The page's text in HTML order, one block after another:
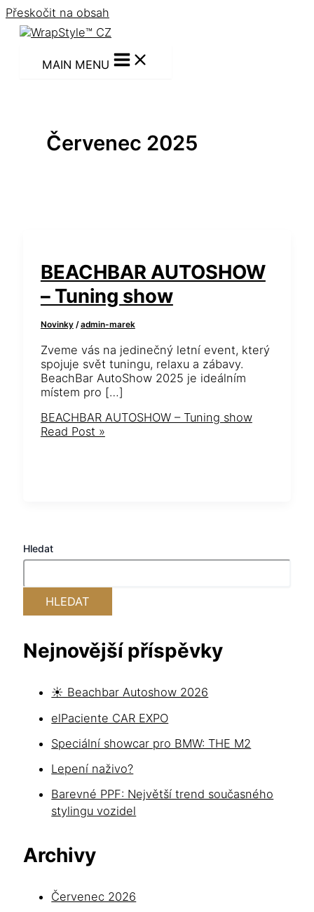
Přeskočit na obsah
MAIN MENU
Červenec 2025
BEACHBAR AUTOSHOW
– Tuning show
Novinky/admin-marek
Zveme vás na jedinečný letní event, který
spojuje svět tuningu, relaxu a zábavy.
BeachBar AutoShow 2025 je ideálním
místem pro […]
BEACHBAR AUTOSHOW – Tuning show
Read Post »
Hledat
HLEDAT
Nejnovější příspěvky
☀️ Beachbar Autoshow 2026
elPaciente CAR EXPO
Speciální showcar pro BMW: THE M2
Lepení naživo?
Barevné PPF: Největší trend současného
stylingu vozidel
Archivy
Červenec 2026